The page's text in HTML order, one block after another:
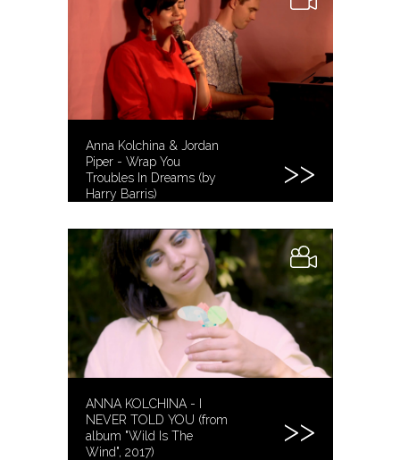
Anna Kolchina & Jordan
Piper - Wrap You
Troubles In Dreams (by
Harry Barris)
ANNA KOLCHINA - I
NEVER TOLD YOU (from
album "Wild Is The
Wind", 2017)